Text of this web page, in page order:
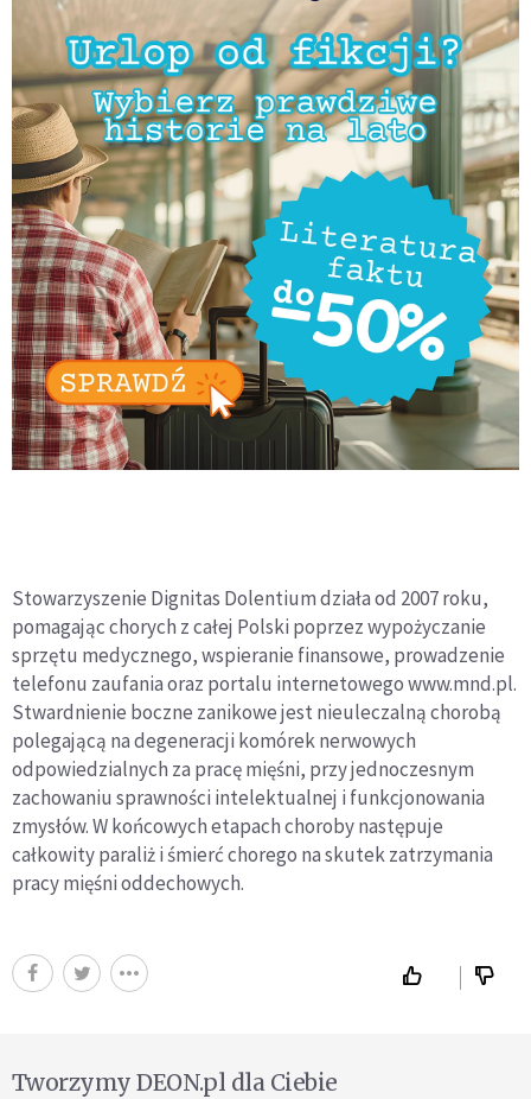
Stowarzyszenie Dignitas Dolentium działa od 2007 roku,
pomagając chorych z całej Polski poprzez wypożyczanie
sprzętu medycznego, wspieranie finansowe, prowadzenie
telefonu zaufania oraz portalu internetowego www.mnd.pl.
Stwardnienie boczne zanikowe jest nieuleczalną chorobą
polegającą na degeneracji komórek nerwowych
odpowiedzialnych za pracę mięśni, przy jednoczesnym
zachowaniu sprawności intelektualnej i funkcjonowania
zmysłów. W końcowych etapach choroby następuje
całkowity paraliż i śmierć chorego na skutek zatrzymania
pracy mięśni oddechowych.
Tworzymy DEON.pl dla Ciebie